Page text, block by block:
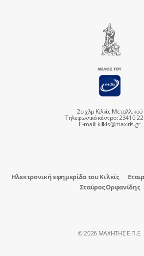
2ο χλμ Κιλκίς Μεταλλικού
Τηλεφωνικό κέντρο: 23410
E-mail:kilkis@maxitis.gr
Ηλεκτρονική εφημερίδα του Κιλκίς
Σταύρος Ορφανίδης
© 2026 ΜΑΧΗΤΗΣ Ε.Π.Ε.